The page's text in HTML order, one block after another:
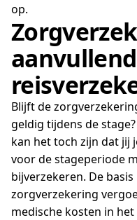
op.
Blijft de
geldig tijdens de
kan het toch zijn dat jij
voor de stageperiode
bijverzekeren. De basis
zorgverzekering
medische kosten in het